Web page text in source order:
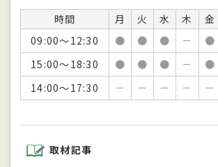
時間 月 火 水 木 金
09:00～12:30
● ● ● － ●
15:00～18:30
● ● ● － ●
14:00～17:30
－ － － － －
取材記事